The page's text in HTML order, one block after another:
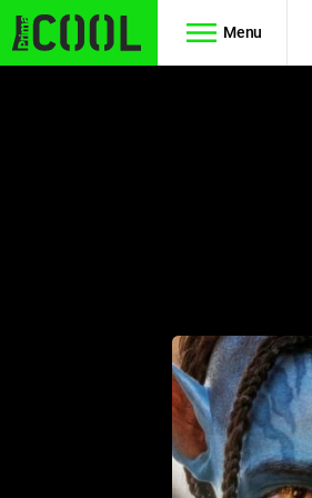
Menu
FUTURAMA